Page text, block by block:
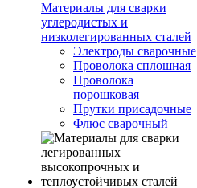
Материалы для сварки
углеродистых и
низколегированных сталей
Электроды сварочные
Проволока сплошная
Проволока
порошковая
Прутки присадочные
Флюс сварочный